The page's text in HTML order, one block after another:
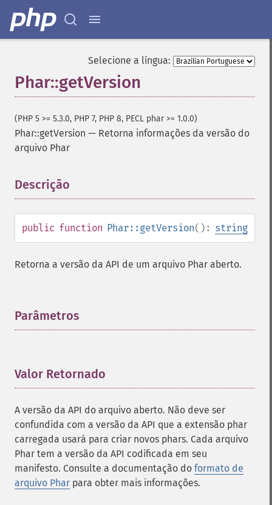
Selecione a língua:
Phar::getVersion
(PHP 5 >= 5.3.0, PHP 7, PHP 8, PECL phar >= 1.0.0)
Phar::getVersion — Retorna informações da versão do
arquivo Phar
Descrição
public function Phar::getVersion(): string
Retorna a versão da API de um arquivo Phar aberto.
Parâmetros
Valor Retornado
A versão da API do arquivo aberto. Não deve ser
confundida com a versão da API que a extensão phar
carregada usará para criar novos phars. Cada arquivo
Phar tem a versão da API codificada em seu
manifesto. Consulte a documentação do formato de
arquivo Phar para obter mais informações.